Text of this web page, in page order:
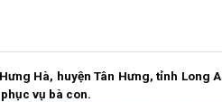
Hà, huyện Tân Hưng, tỉnh Long
vụ bà con.